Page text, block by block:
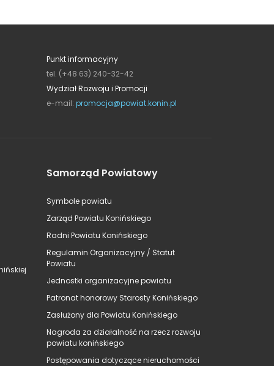
Punkt informacyjny
tel. (+48 63) 240-32-42
Wydział Rozwoju i Promocji
e-mail: promocja@powiat.konin.pl
Samorząd Powiatowy
Symbole powiatu
Zarząd Powiatu Konińskiego
Radni Powiatu Konińskiego
Regulamin Organizacyjny / Statut
Powiatu
Jednostki organizacyjne powiatu
Patronat honorowy Starosty Konińskiego
Zasłużony dla Powiatu Konińskiego
Nagroda za działalność na rzecz rozwoju
powiatu konińskiego
Postępowania dotyczące nieruchomości